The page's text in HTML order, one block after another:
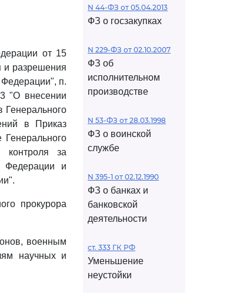
от 15
и разрешения
п.
"О внесении
Генерального
в Приказ
Генерального
за
Федерации и
прокурора
военным
научных и
N 44-ФЗ от 05.04.2013
ФЗ о госзакупках
N 229-ФЗ от 02.10.2007
ФЗ об
исполнительном
производстве
N 53-ФЗ от 28.03.1998
ФЗ о воинской
службе
N 395-1 от 02.12.1990
ФЗ о банках и
банковской
деятельности
ст. 333 ГК РФ
Уменьшение
неустойки